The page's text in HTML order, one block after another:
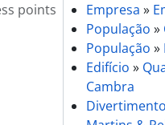
[Item] Convívio na
[Item] Convívio na
[Item] Convívio na
[Item] Convívio na
[Item] Convívio na Uniagri
[Item] Convívio na
points Empresa »
População »
População »
Edifício »
Cambra
Divertimento